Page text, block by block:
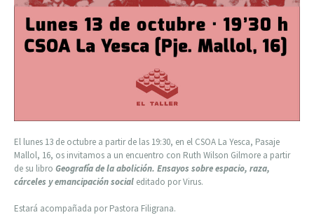
El lunes 13 de octubre a partir de las 19:30, en el CSOA La Yesca, Pasaje
Mallol, 16, os invitamos a un encuentro con Ruth Wilson Gilmore a partir
de su libro Geografía de la abolición. Ensayos sobre espacio, raza,
cárceles y emancipación social editado por Virus.
Estará acompañada por Pastora Filigrana.